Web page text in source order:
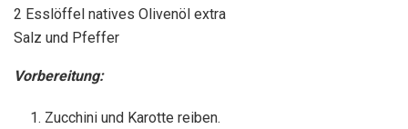
2 Esslöffel natives Olivenöl extra
Salz und Pfeffer
Vorbereitung:
Zucchini und Karotte reiben.